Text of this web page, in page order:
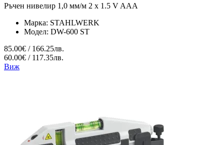
Ръчен нивелир 1,0 мм/м 2 x 1.5 V AAA
Марка: STAHLWERK
Модел: DW-600 ST
85.00€ / 166.25лв.
60.00€ / 117.35лв.
Виж